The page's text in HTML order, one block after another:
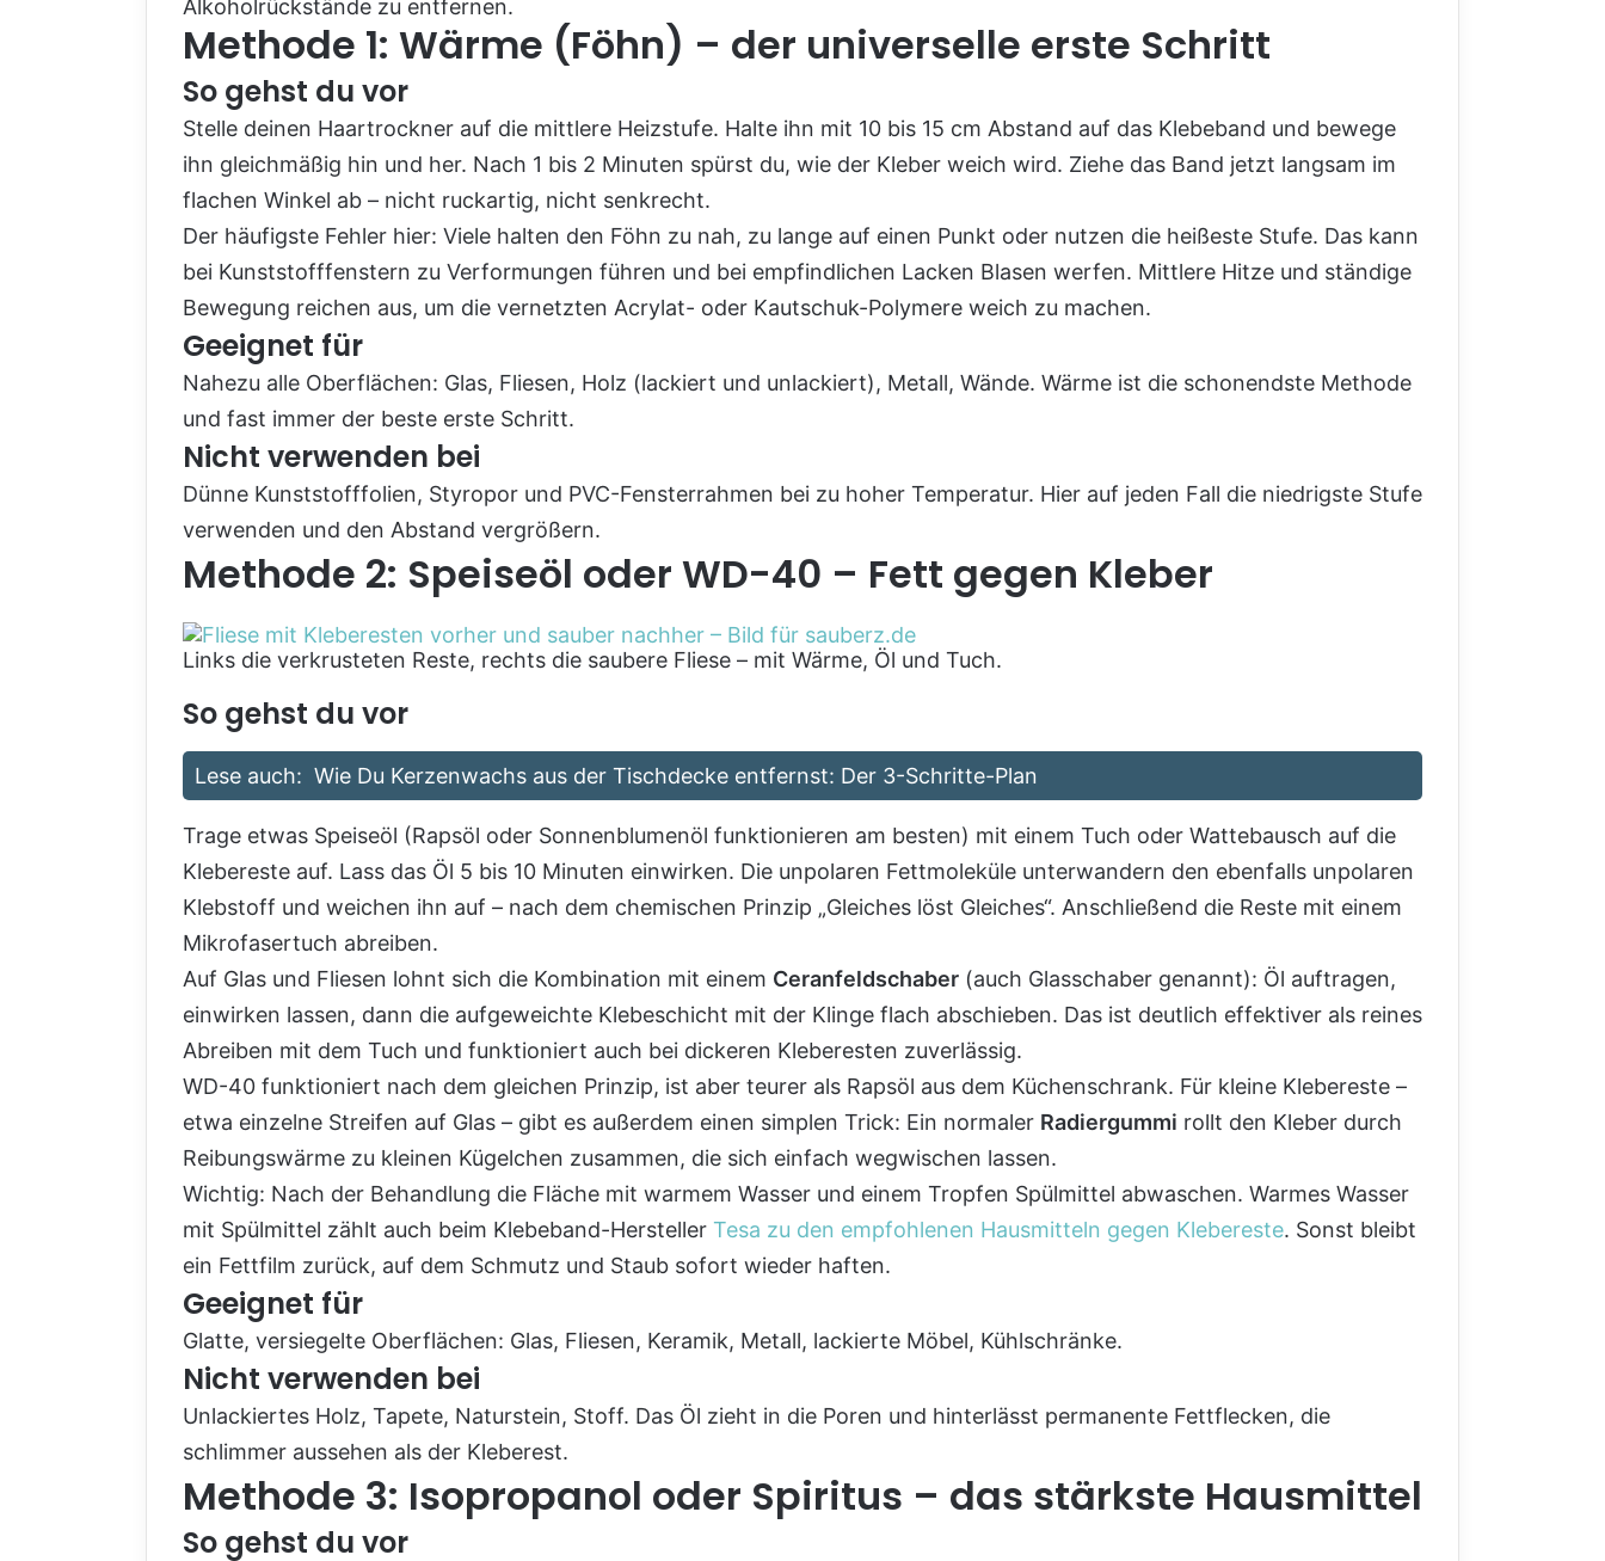
Alkoholrückstände zu entfernen.
Methode 1: Wärme (Föhn) – der universelle erste Schritt
So gehst du vor
Stelle deinen Haartrockner auf die mittlere Heizstufe. Halte ihn mit 10 bis 15 cm Abstand auf das Klebeband und bewege
ihn gleichmäßig hin und her. Nach 1 bis 2 Minuten spürst du, wie der Kleber weich wird. Ziehe das Band jetzt langsam im
flachen Winkel ab – nicht ruckartig, nicht senkrecht.
Der häufigste Fehler hier: Viele halten den Föhn zu nah, zu lange auf einen Punkt oder nutzen die heißeste Stufe. Das kann
bei Kunststofffenstern zu Verformungen führen und bei empfindlichen Lacken Blasen werfen. Mittlere Hitze und ständige
Bewegung reichen aus, um die vernetzten Acrylat- oder Kautschuk-Polymere weich zu machen.
Geeignet für
Nahezu alle Oberflächen: Glas, Fliesen, Holz (lackiert und unlackiert), Metall, Wände. Wärme ist die schonendste Methode
und fast immer der beste erste Schritt.
Nicht verwenden bei
Dünne Kunststofffolien, Styropor und PVC-Fensterrahmen bei zu hoher Temperatur. Hier auf jeden Fall die niedrigste Stufe
verwenden und den Abstand vergrößern.
Methode 2: Speiseöl oder WD-40 – Fett gegen Kleber
Links die verkrusteten Reste, rechts die saubere Fliese – mit Wärme, Öl und Tuch.
So gehst du vor
Lese auch: Wie Du Kerzenwachs aus der Tischdecke entfernst: Der 3-Schritte-Plan
Trage etwas Speiseöl (Rapsöl oder Sonnenblumenöl funktionieren am besten) mit einem Tuch oder Wattebausch auf die
Klebereste auf. Lass das Öl 5 bis 10 Minuten einwirken. Die unpolaren Fettmoleküle unterwandern den ebenfalls unpolaren
Klebstoff und weichen ihn auf – nach dem chemischen Prinzip „Gleiches löst Gleiches“. Anschließend die Reste mit einem
Mikrofasertuch abreiben.
Auf Glas und Fliesen lohnt sich die Kombination mit einem Ceranfeldschaber (auch Glasschaber genannt): Öl auftragen,
einwirken lassen, dann die aufgeweichte Klebeschicht mit der Klinge flach abschieben. Das ist deutlich effektiver als reines
Abreiben mit dem Tuch und funktioniert auch bei dickeren Kleberesten zuverlässig.
WD-40 funktioniert nach dem gleichen Prinzip, ist aber teurer als Rapsöl aus dem Küchenschrank. Für kleine Klebereste –
etwa einzelne Streifen auf Glas – gibt es außerdem einen simplen Trick: Ein normaler Radiergummi rollt den Kleber durch
Reibungswärme zu kleinen Kügelchen zusammen, die sich einfach wegwischen lassen.
Wichtig: Nach der Behandlung die Fläche mit warmem Wasser und einem Tropfen Spülmittel abwaschen. Warmes Wasser
mit Spülmittel zählt auch beim Klebeband-Hersteller Tesa zu den empfohlenen Hausmitteln gegen Klebereste. Sonst bleibt
ein Fettfilm zurück, auf dem Schmutz und Staub sofort wieder haften.
Geeignet für
Glatte, versiegelte Oberflächen: Glas, Fliesen, Keramik, Metall, lackierte Möbel, Kühlschränke.
Nicht verwenden bei
Unlackiertes Holz, Tapete, Naturstein, Stoff. Das Öl zieht in die Poren und hinterlässt permanente Fettflecken, die
schlimmer aussehen als der Kleberest.
Methode 3: Isopropanol oder Spiritus – das stärkste Hausmittel
So gehst du vor